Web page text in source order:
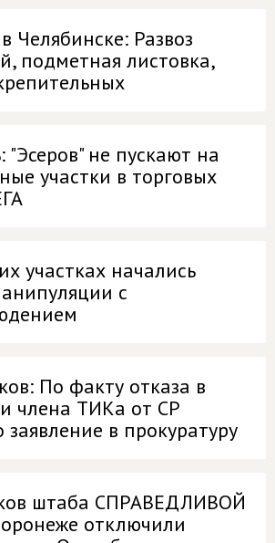
Челябинске: Развоз
подметная листовка,
"Эсеров" не пускают на
участки в торговых
участках начались
с
По факту отказа в
члена ТИКа от СР
в прокуратуру
штаба СПРАВЕДЛИВОЙ
отключили